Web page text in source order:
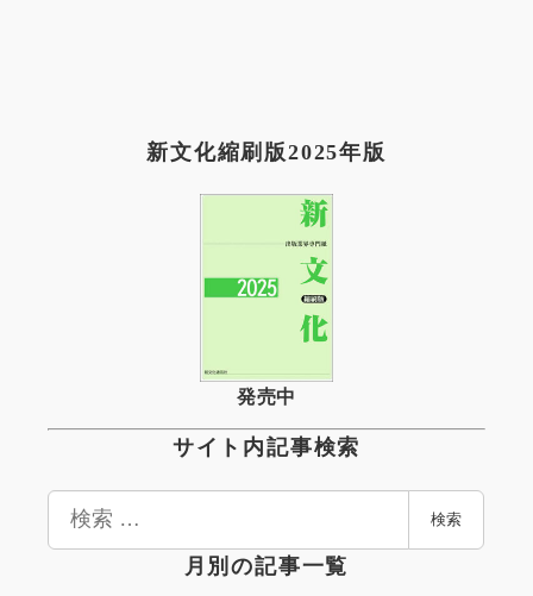
新文化縮刷版2025年版
発売中
サイト内記事検索
検
検索
月別の記事一覧